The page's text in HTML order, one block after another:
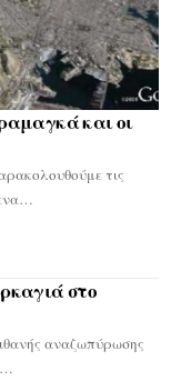
και οι
τις
στο
αναζωπύρωσης